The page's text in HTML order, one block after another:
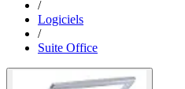
/
Logiciels
/
Suite Office